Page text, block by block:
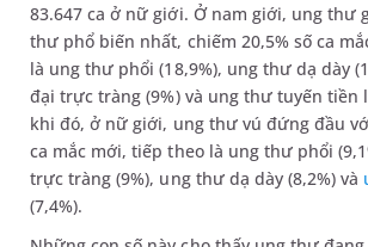
83.647 ca ở nữ giới. Ở nam giới, ung thư
thư phổ biến nhất, chiếm 20,5% số ca
là ung thư phổi (18,9%), ung thư dạ dày
đại trực tràng (9%) và ung thư tuyến tiền
khi đó, ở nữ giới, ung thư vú đứng đầu
ca mắc mới, tiếp theo là ung thư phổi
trực tràng (9%), ung thư dạ dày (8,2%) và
(7,4%).